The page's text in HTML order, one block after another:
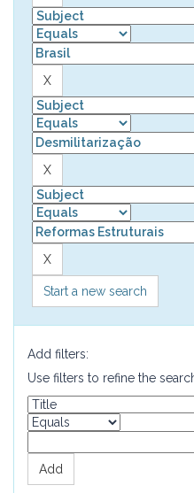
Start a new search
Add filters:
Use filters to refine the